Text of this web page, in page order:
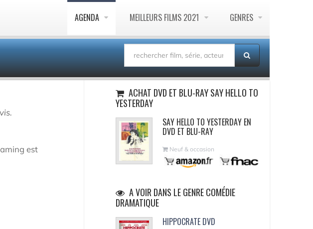
AGENDA MEILLEURS FILMS 2021 GENRES
est
ACHAT DVD ET BLU-RAY SAY HELLO TO
YESTERDAY
SAY HELLO TO YESTERDAY EN
DVD ET BLU-RAY
Neuf & occasion
A VOIR DANS LE GENRE COMÉDIE
DRAMATIQUE
HIPPOCRATE DVD